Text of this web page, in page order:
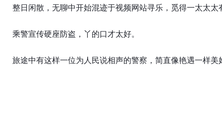
整日闲散，无聊中开始混迹于视频网站寻乐，觅得一太太太
乘警宣传硬座防盗，丫的口才太好。
旅途中有这样一位为人民说相声的警察，简直像艳遇一样美